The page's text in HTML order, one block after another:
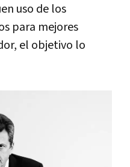
uso de los
para mejores
el objetivo lo